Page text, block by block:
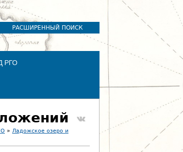
РАСШИРЕННЫЙ ПОИСК
РГО
» Ладожское озеро и